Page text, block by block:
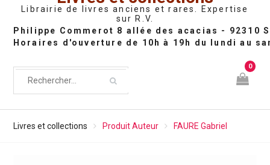
Librairie de livres anciens et rares. Expertise
sur R.V.
0
Livres et collections Produit Auteur FAURE Gabriel